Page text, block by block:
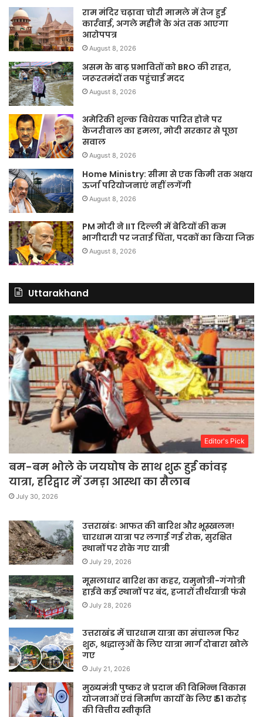
राम मंदिर चढ़ावा चोरी मामले में तेज हुई
कार्रवाई, अगले महीने के अंत तक आएगा
आरोपपत्र
August 8, 2026
असम के बाढ़ प्रभावितों को BRO की राहत,
जरूरतमंदों तक पहुंचाई मदद
August 8, 2026
अमेरिकी शुल्क विधेयक पारित होने पर
केजरीवाल का हमला, मोदी सरकार से पूछा
सवाल
August 8, 2026
Home Ministry: सीमा से एक किमी तक अक्षय
ऊर्जा परियोजनाएं नहीं लगेंगी
August 8, 2026
PM मोदी ने IIT दिल्ली में बेटियों की कम
भागीदारी पर जताई चिंता, पदकों का किया जिक्र
August 8, 2026
Uttarakhand
Editor's Pick
बम-बम भोले के जयघोष के साथ शुरू हुई कांवड़
यात्रा, हरिद्वार में उमड़ा आस्था का सैलाब
July 30, 2026
उत्तराखंडः आफत की बारिश और भूस्खलन!
चारधाम यात्रा पर लगाई गई रोक, सुरक्षित
स्थानों पर रोके गए यात्री
July 29, 2026
मूसलाधार बारिश का कहर, यमुनोत्री-गंगोत्री
हाईवे कई स्थानों पर बंद, हजारों तीर्थयात्री फंसे
July 28, 2026
उत्तराखंड में चारधाम यात्रा का संचालन फिर
शुरू, श्रद्धालुओं के लिए यात्रा मार्ग दोबारा खोले
गए
July 21, 2026
मुख्यमंत्री पुष्कर ने प्रदान की विभिन्न विकास
योजनाओं एवं निर्माण कार्यों के लिए ₹ 51 करोड़
की वित्तीय स्वीकृति